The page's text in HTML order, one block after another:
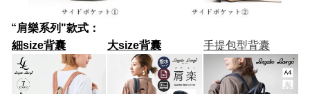
“肩樂系列"款式：
細size背囊
大size背囊 手提包型背囊